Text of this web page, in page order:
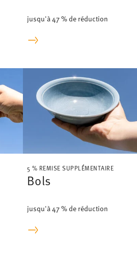
jusqu'à 47 % de réduction
5 % REMISE SUPPLÉMENTAIRE
Bols
jusqu'à 47 % de réduction